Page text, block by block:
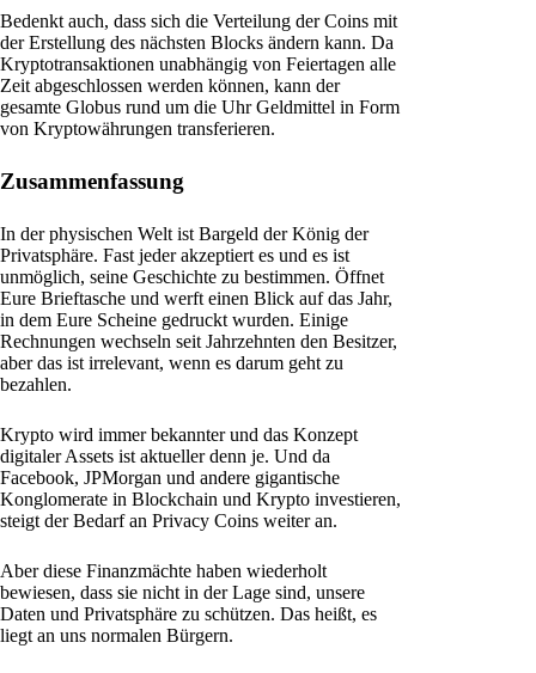
Bedenkt auch, dass sich die Verteilung der Coins mit
der Erstellung des nächsten Blocks ändern kann. Da
Kryptotransaktionen unabhängig von Feiertagen alle
Zeit abgeschlossen werden können, kann der
gesamte Globus rund um die Uhr Geldmittel in Form
von Kryptowährungen transferieren.
Zusammenfassung
In der physischen Welt ist Bargeld der König der
Privatsphäre. Fast jeder akzeptiert es und es ist
unmöglich, seine Geschichte zu bestimmen. Öffnet
Eure Brieftasche und werft einen Blick auf das Jahr,
in dem Eure Scheine gedruckt wurden. Einige
Rechnungen wechseln seit Jahrzehnten den Besitzer,
aber das ist irrelevant, wenn es darum geht zu
bezahlen.
Krypto wird immer bekannter und das Konzept
digitaler Assets ist aktueller denn je. Und da
Facebook, JPMorgan und andere gigantische
Konglomerate in Blockchain und Krypto investieren,
steigt der Bedarf an Privacy Coins weiter an.
Aber diese Finanzmächte haben wiederholt
bewiesen, dass sie nicht in der Lage sind, unsere
Daten und Privatsphäre zu schützen. Das heißt, es
liegt an uns normalen Bürgern.